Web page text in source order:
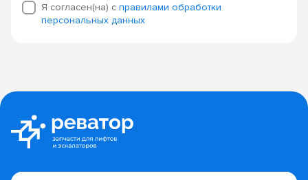
Я согласен(на) с правилами обработки
персональных данных